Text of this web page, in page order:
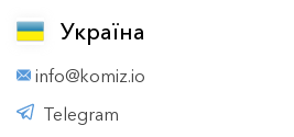
Україна
info@komiz.io
Telegram